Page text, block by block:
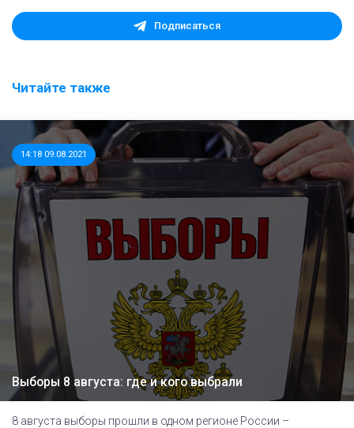
Подписаться
Читайте также
14:18 09.08.2021
Выборы 8 августа: где и кого выбрали
8 августа выборы прошли в одном регионе России –